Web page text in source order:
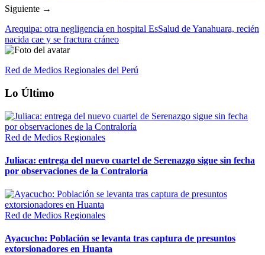
Siguiente →
Arequipa: otra negligencia en hospital EsSalud de Yanahuara, recién
nacida cae y se fractura cráneo
Red de Medios Regionales del Perú
Lo Último
Red de Medios Regionales
Juliaca: entrega del nuevo cuartel de Serenazgo sigue sin fecha
por observaciones de la Contraloría
Red de Medios Regionales
Ayacucho: Población se levanta tras captura de presuntos
extorsionadores en Huanta